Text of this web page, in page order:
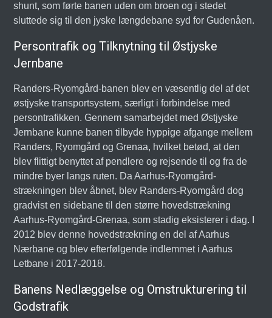
shunt, som førte banen uden om broen og i stedet
sluttede sig til den jyske længdebane syd for Gudenåen.
Persontrafik og Tilknytning til Østjyske
Jernbane
Randers-Ryomgård-banen blev en væsentlig del af det
østjyske transportsystem, særligt i forbindelse med
persontrafikken. Gennem samarbejdet med Østjyske
Jernbane kunne banen tilbyde hyppige afgange mellem
Randers, Ryomgård og Grenaa, hvilket betød, at den
blev flittigt benyttet af pendlere og rejsende til og fra de
mindre byer langs ruten. Da Aarhus-Ryomgård-
strækningen blev åbnet, blev Randers-Ryomgård dog
gradvist en sidebane til den større hovedstrækning
Aarhus-Ryomgård-Grenaa, som stadig eksisterer i dag. I
2012 blev denne hovedstrækning en del af Aarhus
Nærbane og blev efterfølgende indlemmet i Aarhus
Letbane i 2017-2018.
Banens Nedlæggelse og Omstrukturering til
Godstrafik